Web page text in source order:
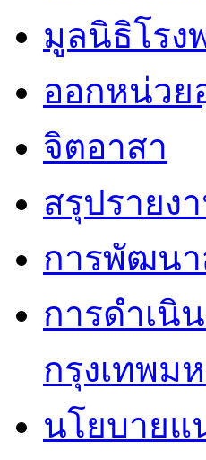
มูลนิธิโรง
ออกหน่วย
จิตอาสา
สรุปรายง
การพัฒนา
การดำเนิ
กรุงเทพม
นโยบายแ